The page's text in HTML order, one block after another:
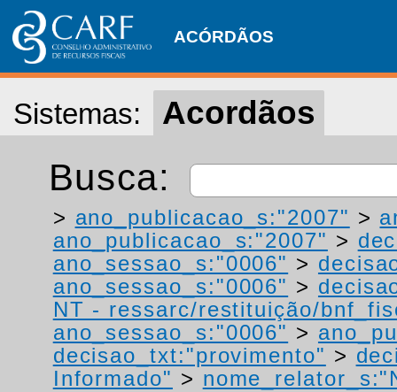
ACÓRDÃOS
Sistemas: Acordãos
Busca:
> ano_publicacao_s:"2007" >
ano_publicacao_s:"2007" >
ano_sessao_s:"0006" >
ano_sessao_s:"0006" >
NT - ressarc/restituição/
ano_sessao_s:"0006" >
decisao_txt:"provimento" >
Informado" >